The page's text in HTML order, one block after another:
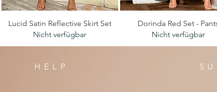
Schnellansicht
Lucid Satin Reflective Skirt Set
Nicht verfügbar
Schnellansicht
Dorinda Red Set -
Nicht verfügbar
HELP